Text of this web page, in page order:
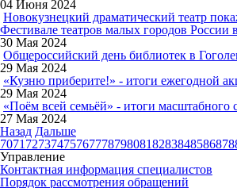
04 Июня 2024
Новокузнецкий драматический театр
Фестивале театров малых городов России
30 Мая 2024
Общероссийский день библиотек в
29 Мая 2024
«Кузню приберите!» - итоги ежегодной
29 Мая 2024
«Поём всей семьёй» - итоги масштабного
27 Мая 2024
Назад Дальше
7071 72737475767778798081828384858687
Управление
Контактная информация специалистов
Порядок рассмотрения обращений